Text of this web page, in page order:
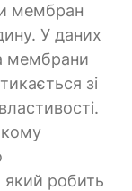
мембран
У даних
мембрани
зі
який робить